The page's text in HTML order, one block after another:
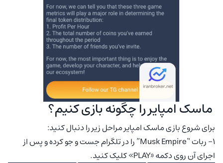
ماسک امپایر را چگونه بازی کنیم؟
برای شروع بازی ماسک امپایر مراحل زیر را دنبال کنید:
۱- ربات “Musk Empire” را در تلگرام جست و جو کرده و پس از
اجرای آن روی دکمه «PLAY» کلیک کنید.